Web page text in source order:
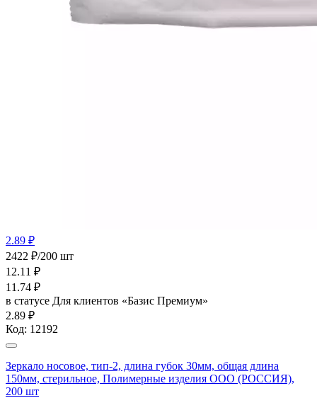
2.89 ₽
2422 ₽/200 шт
12.11 ₽
11.74 ₽
в статусе Для клиентов «Базис Премиум»
2.89 ₽
Код: 12192
Зеркало носовое, тип-2, длина губок 30мм, общая длина
150мм, стерильное, Полимерные изделия OOO (РОССИЯ),
200 шт